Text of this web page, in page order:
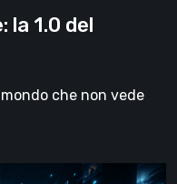
la 1.0 del
che non vede